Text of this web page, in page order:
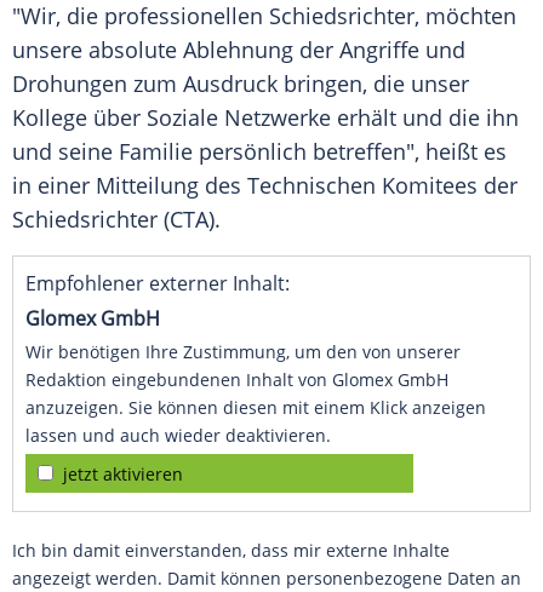
"Wir, die professionellen Schiedsrichter, möchten
unsere absolute Ablehnung der Angriffe und
Drohungen zum Ausdruck bringen, die unser
Kollege über Soziale Netzwerke erhält und die ihn
und seine Familie persönlich betreffen", heißt es
in einer Mitteilung des Technischen Komitees der
Schiedsrichter (CTA).
Empfohlener externer Inhalt:
Glomex GmbH
Wir benötigen Ihre Zustimmung, um den von unserer
Redaktion eingebundenen Inhalt von Glomex GmbH
anzuzeigen. Sie können diesen mit einem Klick anzeigen
lassen und auch wieder deaktivieren.
jetzt aktivieren
Ich bin damit einverstanden, dass mir externe Inhalte
angezeigt werden. Damit können personenbezogene Daten an